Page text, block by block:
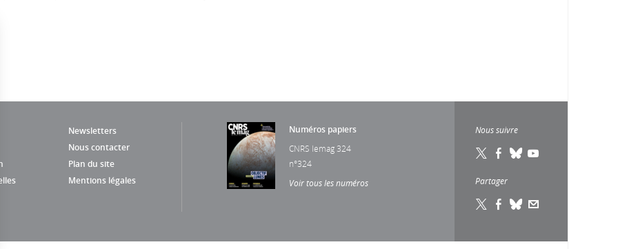
Newsletters
Nous contacter
Plan du site
Mentions légales
Numéros papiers
CNRS lemag 324
n°324
Voir tous les numéros
Nous suivre
Partager